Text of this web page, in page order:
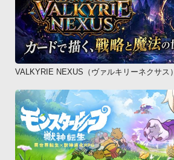
VALKYRIE NEXUS（ヴァルキリーネクサス）